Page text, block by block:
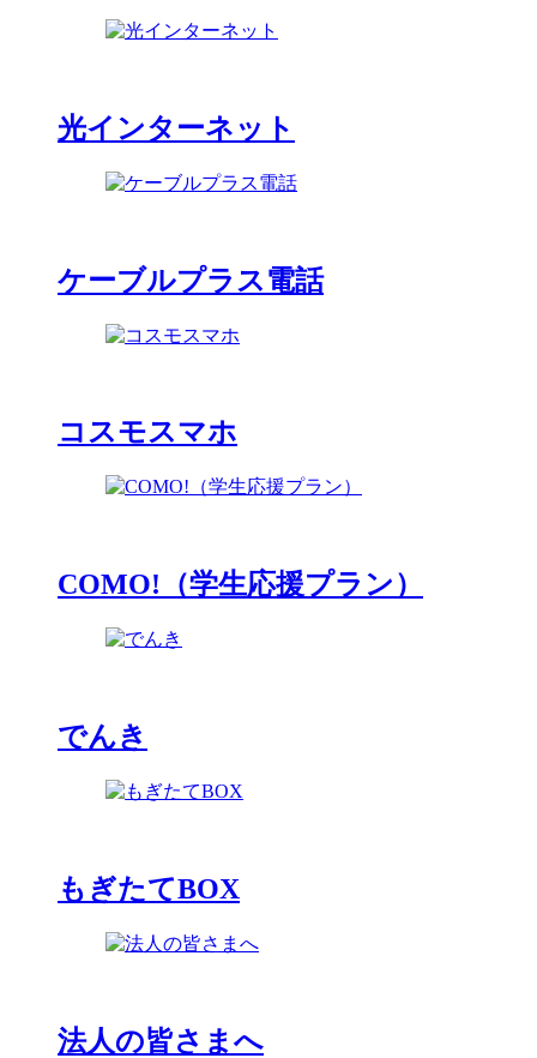
光インターネット
ケーブルプラス電話
コスモスマホ
COMO!（学生応援プラン）
でんき
もぎたてBOX
法人の皆さまへ